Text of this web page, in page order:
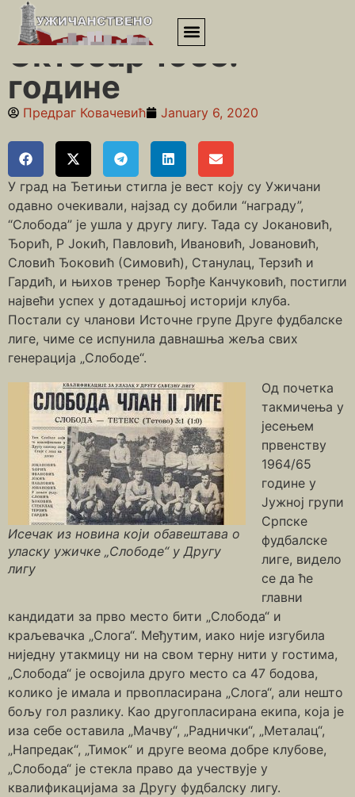
Почетна»Шездесете»Октобар 1965. године
Октобар 1965.
године
Предраг Ковачевић January 6, 2020
У град на Ђетињи стигла је вест коју су Ужичани
одавно очекивали, најзад су добили “награду”,
“Слобода” је ушла у другу лигу. Тада су Јокановић,
Ђорић, Р Јокић, Павловић, Ивановић, Јовановић,
Словић Ђоковић (Симовић), Станулац, Терзић и
Гардић, и њихов тренер Ђорђе Канчуковић, постигли
највећи успех у дотадашњој историји клуба.
Постали су чланови Источне групе Друге фудбалске
лиге, чиме се испунила давнашња жеља свих
генерација „Слободе“.
Исечак из новина који обавештава о
уласку ужичке „Слободе“ у Другу
лигу
Од почетка
такмичења у
јесењем
првенству
1964/65
године у
Јужној групи
Српске
фудбалске
лиге, видело
се да ће
главни
кандидати за прво место бити „Слобода“ и
краљевачка „Слога“. Међутим, иако није изгубила
ниједну утакмицу ни на свом терну нити у гостима,
„Слобода“ је освојила друго место са 47 бодова,
колико је имала и првопласирана „Слога“, али нешто
бољу гол разлику. Као другопласирана екипа, која је
иза себе оставила „Мачву“, „Раднички“, „Металац“,
„Напредак“, „Тимок“ и друге веома добре клубове,
„Слобода“ је стекла право да учествује у
квалификацијама за Другу фудбалску лигу.